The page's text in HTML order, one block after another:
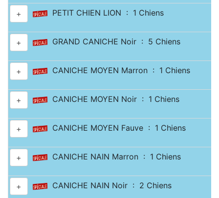
+ PETIT CHIEN LION : 1 Chiens
+ GRAND CANICHE Noir : 5 Chiens
+ CANICHE MOYEN Marron : 1 Chiens
+ CANICHE MOYEN Noir : 1 Chiens
+ CANICHE MOYEN Fauve : 1 Chiens
+ CANICHE NAIN Marron : 1 Chiens
+ CANICHE NAIN Noir : 2 Chiens